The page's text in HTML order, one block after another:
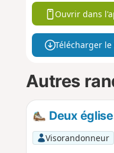
Ouvrir dans
Télécharger le
Autres
Deux
Visorandonneur